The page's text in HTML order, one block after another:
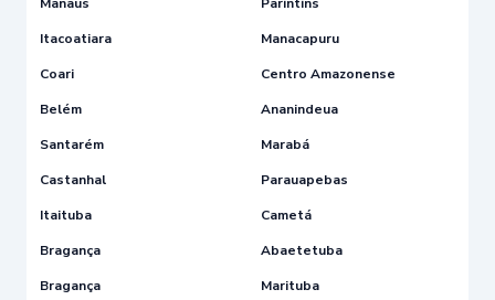
Itacoatiara
Manacapuru
Coari
Centro Amazonense
Belém
Ananindeua
Santarém
Marabá
Castanhal
Parauapebas
Itaituba
Cametá
Bragança
Abaetetuba
Bragança
Marituba